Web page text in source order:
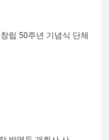
립 50주년 기념식 단체